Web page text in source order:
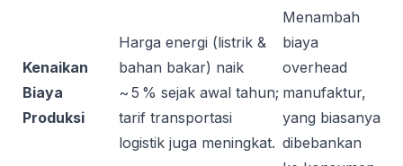
Kenaikan
Biaya
Produksi
Harga energi (listrik &
bahan bakar) naik
~ 5 % sejak awal tahun;
tarif transportasi
logistik juga meningkat.
Menambah
biaya
overhead
manufaktur,
yang biasanya
dibebankan